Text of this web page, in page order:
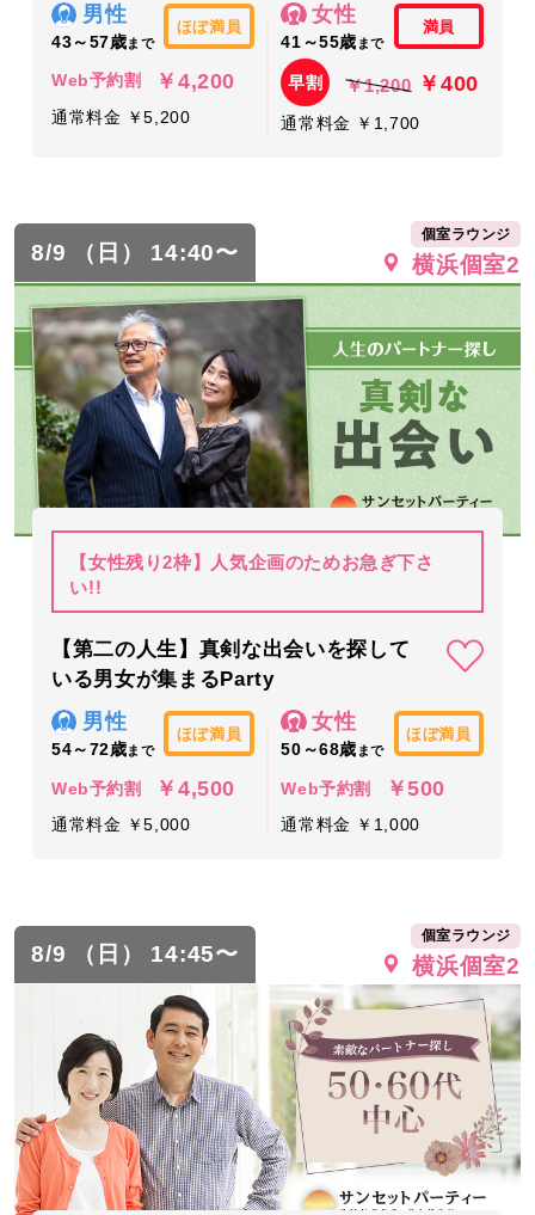
男性
43～57歳まで
ほぼ満員
Web予約割 ￥4,200
通常料金 ￥5,200
女性
41～55歳 まで
満員
早割 ￥1,200 ￥400
通常料金 ￥1,700
8/9 （日） 14:40〜
個室ラウンジ
横浜個室2
【女性残り2枠】人気企画のためお急ぎ下さ
い!!
【第二の人生】真剣な出会いを探して
いる男女が集まるParty
男性
54～72歳まで
ほぼ満員
Web予約割 ￥4,500
通常料金 ￥5,000
女性
50～68歳 まで
ほぼ満員
Web予約割 ￥500
通常料金 ￥1,000
8/9 （日） 14:45〜
個室ラウンジ
横浜個室2